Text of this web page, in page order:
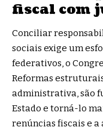
fiscal com
Conciliar
sociais exige um
federativos, o
Reformas
administrativa, são
Estado e torná-lo
renúncias fiscais e a